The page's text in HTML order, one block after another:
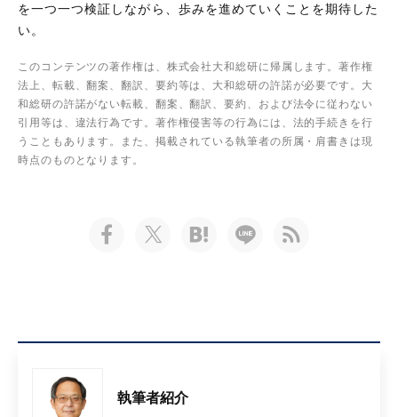
を一つ一つ検証しながら、歩みを進めていくことを期待した
い。
このコンテンツの著作権は、株式会社大和総研に帰属します。著作権
法上、転載、翻案、翻訳、要約等は、大和総研の許諾が必要です。大
和総研の許諾がない転載、翻案、翻訳、要約、および法令に従わない
引用等は、違法行為です。著作権侵害等の行為には、法的手続きを行
うこともあります。また、掲載されている執筆者の所属・肩書きは現
時点のものとなります。
執筆者紹介